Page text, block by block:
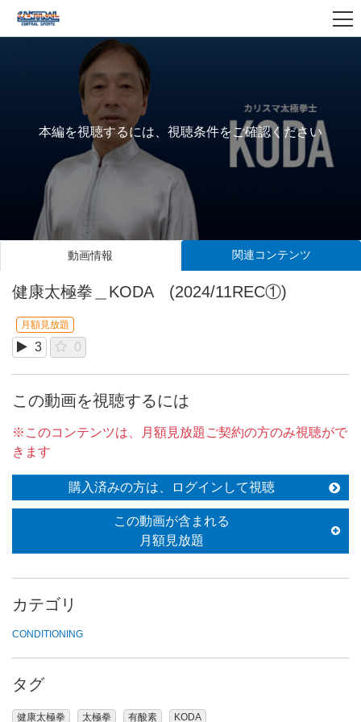
本編を視聴するには、視聴条件をご確認ください
動画情報 関連コンテンツ
健康太極拳＿KODA (2024/11REC①)
月額見放題
3 0
この動画を視聴するには
※このコンテンツは、月額見放題ご契約の方のみ視聴がで
きます
購入済みの方は、ログインして視聴
この動画が含まれる
月額見放題
カテゴリ
CONDITIONING
タグ
健康太極拳 太極拳 有酸素 KODA